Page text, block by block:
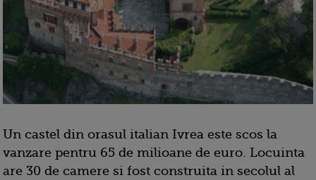
Un castel din orasul italian Ivrea este scos la
vanzare pentru 65 de milioane de euro. Locuinta
are 30 de camere si fost construita in secolul al